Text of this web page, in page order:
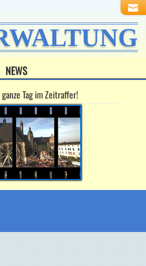
NEWS
Tag im Zeitraffer!